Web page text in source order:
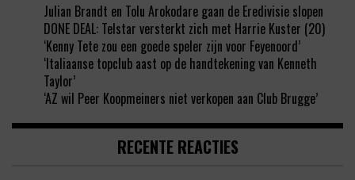
Julian Brandt en Tolu Arokodare gaan de Eredivisie slopen
DONE DEAL: Telstar versterkt zich met Harrie Kuster (20)
‘Kenny Tete zou een goede speler zijn voor Feyenoord’
‘Italiaanse topclub aast op de handtekening van Kenneth
Taylor’
‘AZ wil Peer Koopmeiners niet verkopen aan Club Brugge’
RECENTE REACTIES